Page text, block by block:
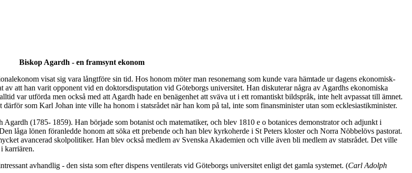
Biskop Agardh - en framsynt ekonom
visat sig vara långtföre sin tid. Hos honom möter man resonemang som kunde vara hämtade ur dagens ekonomisk-
att han varit opponent vid en doktorsdisputation vid Göteborgs universitet. Han diskuterar några av Agardhs ekonomiska
var utförda men också med att Agardh hade en benägenhet att sväva ut i ett romantiskt bildspråk, inte helt avpassat till ämnet.
som Karl Johan inte ville ha honom i statsrådet när han kom på tal, inte som finansminister utan som ecklesiastikminister.
(1785- 1859). Han började som botanist och matematiker, och blev 1810 e o botanices demonstrator och adjunkt i
låga lönen föranledde honom att söka ett prebende och han blev kyrkoherde i St Peters kloster och Norra Nöbbelövs pastorat.
avancerad skolpolitiker. Han blev också medlem av Svenska Akademien och ville även bli medlem av statsrådet. Det ville
karriären.
avhandlig - den sista som efter dispens ventilerats vid Göteborgs universitet enligt det gamla systemet. (Carl Adolph